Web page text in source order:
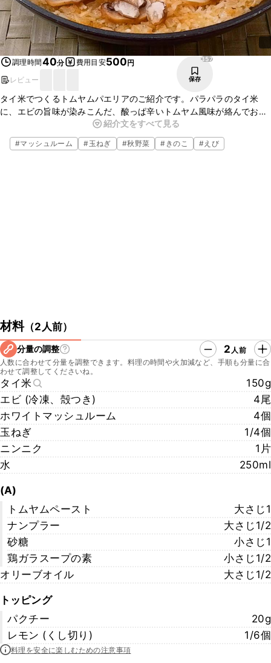
調理時間40分 費用目安500円
レビュー
357
保存
タイ米でつくるトムヤムパエリアのご紹介です。パラパラのタイ米
に、エビの旨味が染みこんだ、酸っぱ辛いトムヤム風味が絡んでおい
しいですよ。具材はシンプルに玉ねぎとマッシュルームで仕上げまし
た。お好みの具材を入れるとアレンジが広がりますので、ぜひお試し
くださいね、
紹介文をすべて見る
#マッシュルーム #玉ねぎ #秋野菜 # きのこ #えび
材料（2人前）
分量の調整 2 人前
人数に合わせて分量を調整できます。料理の時間や火加減など、手順も分量に合
わせて調整してくださいね。
タイ米
150g
エビ (冷凍、殻つき)
4尾
ホワイトマッシュルーム
4個
玉ねぎ
1/4個
ニンニク
1片
水
250ml
(A)
トムヤムペースト
大さじ1
ナンプラー
大さじ1/2
砂糖
小さじ1
鶏ガラスープの素
小さじ1/2
オリーブオイル
大さじ1/2
トッピング
パクチー
20g
レモン (くし切り)
1/6個
料理を安全に楽しむための注意事項